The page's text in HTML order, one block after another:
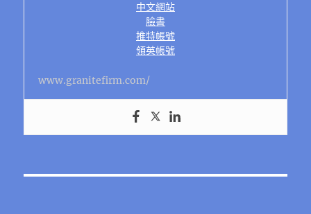
中文網站
臉書
推特帳號
領英帳號
www.granitefirm.com/